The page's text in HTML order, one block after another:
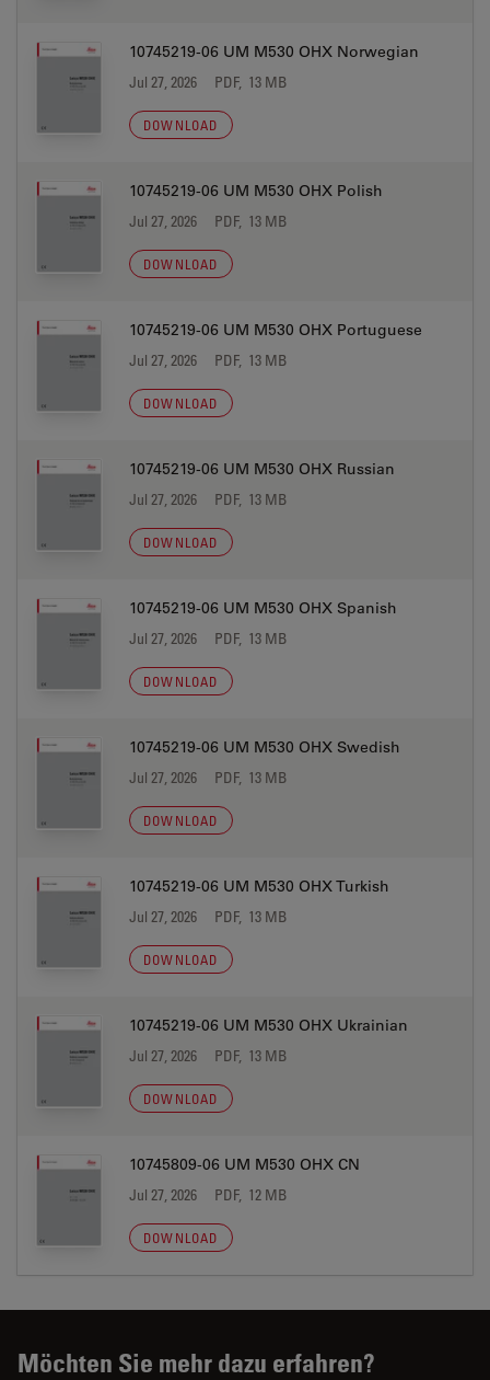
10745219-06 UM M530 OHX Norwegian
Jul 27, 2026 PDF, 13 MB
DOWNLOAD
10745219-06 UM M530 OHX Polish
Jul 27, 2026 PDF, 13 MB
DOWNLOAD
10745219-06 UM M530 OHX Portuguese
Jul 27, 2026 PDF, 13 MB
DOWNLOAD
10745219-06 UM M530 OHX Russian
Jul 27, 2026 PDF, 13 MB
DOWNLOAD
10745219-06 UM M530 OHX Spanish
Jul 27, 2026 PDF, 13 MB
DOWNLOAD
10745219-06 UM M530 OHX Swedish
Jul 27, 2026 PDF, 13 MB
DOWNLOAD
10745219-06 UM M530 OHX Turkish
Jul 27, 2026 PDF, 13 MB
DOWNLOAD
10745219-06 UM M530 OHX Ukrainian
Jul 27, 2026 PDF, 13 MB
DOWNLOAD
10745809-06 UM M530 OHX CN
Jul 27, 2026 PDF, 12 MB
DOWNLOAD
Möchten Sie mehr dazu erfahren?